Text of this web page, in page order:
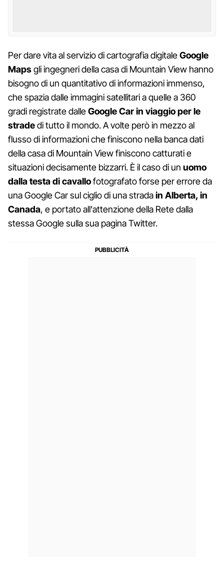
Per dare vita al servizio di cartografia digitaleGoogle
Mapsgli ingegneri della casa di Mountain View hanno
bisogno di un quantitativo di informazioni immenso,
che spazia dalle immagini satellitari a quelle a 360
gradi registrate dalleGoogle Car in viaggio per le
stradedi tutto il mondo. A volte però in mezzo al
flusso di informazioni che finiscono nella banca dati
della casa di Mountain View finiscono catturati e
situazioni decisamente bizzarri. È il caso di un uomo
dalla testa di cavallofotografato forse per errore da
una Google Car sul ciglio di una stradain Alberta, in
Canada, e portato all'attenzione della Rete dalla
stessa Google sulla sua pagina Twitter.